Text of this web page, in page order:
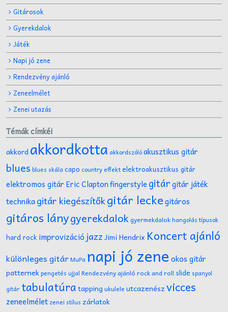
Gitárosok
Gyerekdalok
Játék
Napi jó zene
Rendezvény ajánló
Zeneelmélet
Zenei utazás
Témák címkéi
akkordakkordkotta akkordszólóakusztikus gitár
blues blues skálacapo country effektelektroakusztikus gitár
elektromos gitár Eric Claptonfingerstyle gitárgitár játék
technikagitár kiegészítőkgitár leckegitáros
gitáros lánygyerekdalokgyermekdalokhangolás típusok
hard rock improvizáció jazzJimi Hendrix Koncert ajánló
különleges gitár MuPa napi jó zene okos gitár
patternekpengetés ujjal Rendezvény ajánló rock and roll slide spanyol
gitár tabulatúratapping ukulele utcazenészvicces
zeneelmélet zenei stílus zárlatok